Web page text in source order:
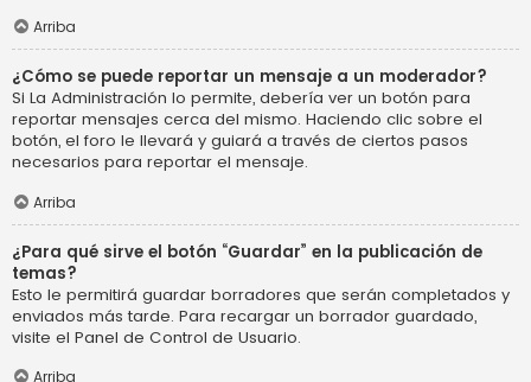
Arriba
¿Cómo se puede reportar un mensaje a un moderador?
Si La Administración lo permite, debería ver un botón para
reportar mensajes cerca del mismo. Haciendo clic sobre el
botón, el foro le llevará y guiará a través de ciertos pasos
necesarios para reportar el mensaje.
Arriba
¿Para qué sirve el botón “Guardar” en la publicación de
temas?
Esto le permitirá guardar borradores que serán completados y
enviados más tarde. Para recargar un borrador guardado,
visite el Panel de Control de Usuario.
Arriba